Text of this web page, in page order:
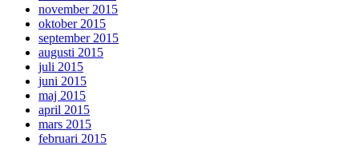
november 2015
oktober 2015
september 2015
augusti 2015
juli 2015
juni 2015
maj 2015
april 2015
mars 2015
februari 2015